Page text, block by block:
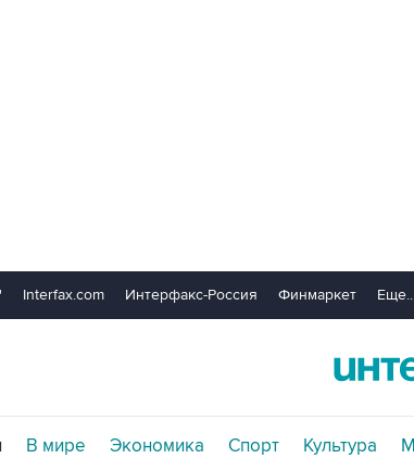
Interfax.com Интерфакс-Россия Финмаркет
В мире Экономика Спорт Культура